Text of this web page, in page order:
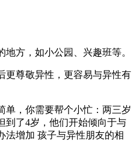
方，如小公园、兴趣班等。
更尊敬异性，更容易与异性有
单，你需要帮个小忙：两三岁
到了4岁，他们开始倾向于与
法增加 孩子与异性朋友的相